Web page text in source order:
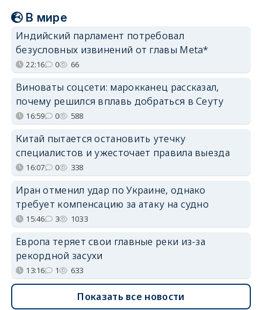
В мире
Индийский парламент потребовал
безусловных извинений от главы Meta*
22:16 0 66
Виноваты соцсети: марокканец рассказал,
почему решился вплавь добраться в Сеуту
16:59 0 588
Китай пытается остановить утечку
специалистов и ужесточает правила выезда
16:07 0 338
Иран отменил удар по Украине, однако
требует компенсацию за атаку на судно
15:46 3 1033
Европа теряет свои главные реки из-за
рекордной засухи
13:16 1 633
Показать все новости